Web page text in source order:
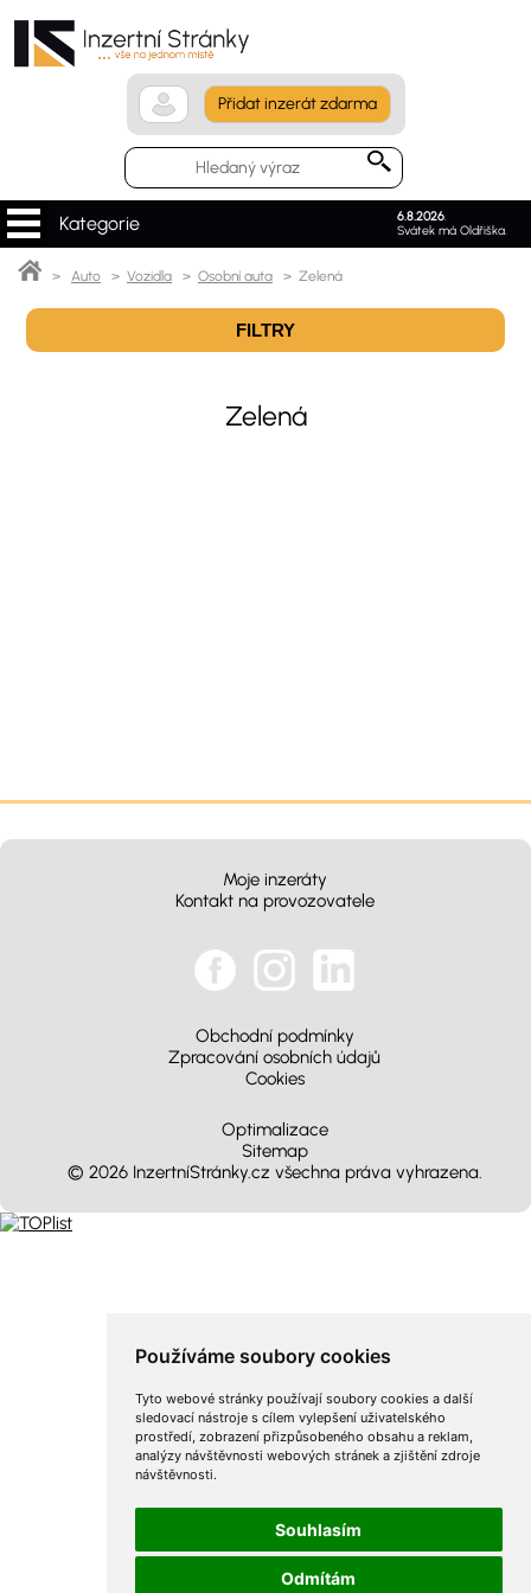
Používáme soubory cookies
Tyto webové stránky používají soubory cookies a další
sledovací nástroje s cílem vylepšení uživatelského
prostředí, zobrazení přizpůsobeného obsahu a reklam,
analýzy návštěvnosti webových stránek a zjištění zdroje
návštěvnosti.
Souhlasím
Odmítám
Přidat inzerát zdarma
6.8.2026.
Svátek má Oldřiška.
Kategorie
> Auto > Vozidla > Osobní auta > Zelená
FILTRY
Zelená
Moje inzeráty
Kontakt na provozovatele
Obchodní podmínky
Zpracování osobních údajů
Cookies
Optimalizace
Sitemap
© 2026 InzertníStránky.cz všechna práva vyhrazena.